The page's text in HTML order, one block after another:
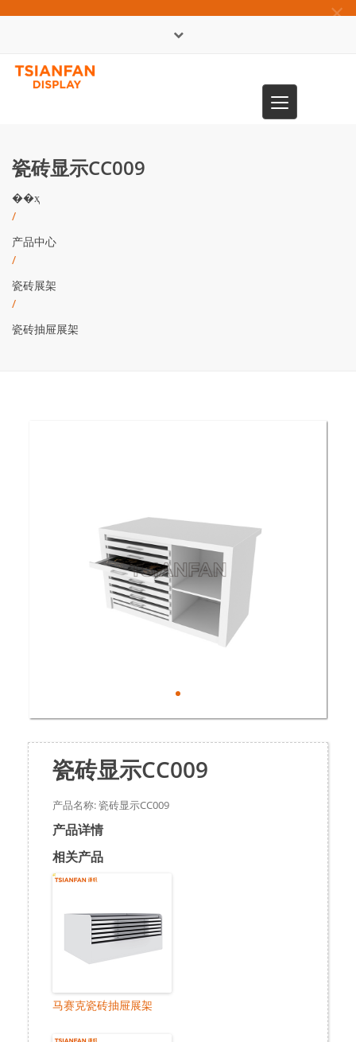
×
Toggle
navigation
瓷砖显示CC009
��ҳ
/
产品中心
/
瓷砖展架
/
瓷砖抽屉展架
瓷砖显示CC009
产品名称: 瓷砖显示CC009
产品详情
相关产品
马赛克瓷砖抽屉展架